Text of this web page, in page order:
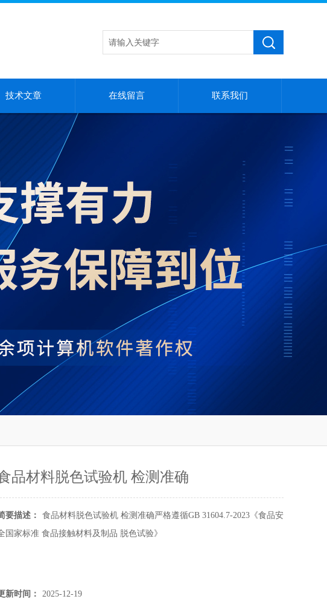
技术文章 在线留言 联系我们
品材料脱色试验机 检测准确
要描述：
食品材料脱色试验机 检测准确严格遵循GB 31604.7-2023《食品安
国家标准 食品接触材料及制品 脱色试验》
新时间：
2025-12-19